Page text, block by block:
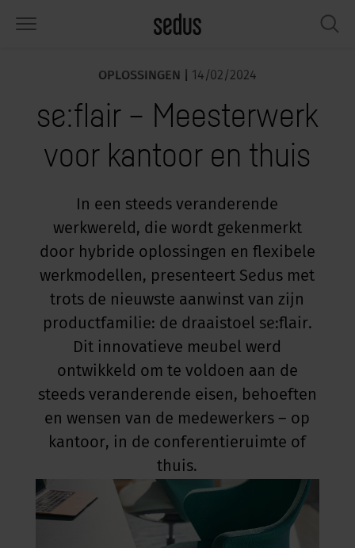
& akoestiek
tools & accessoires
gezocht?
& Software
voor Werkcafé &
Monitor "Sedus INSIGHTS"
"Sedus Solutions"
op kantoor
bij Sedus
& Feiten
& Events
OPLOSSINGEN | 14/02/2024
se:flair – Meesterwerk
voor kantoor en thuis
In een steeds veranderende
werkwereld, die wordt gekenmerkt
door hybride oplossingen en flexibele
werkmodellen, presenteert Sedus met
trots de nieuwste aanwinst van zijn
productfamilie: de draaistoel se:flair.
Dit innovatieve meubel werd
ontwikkeld om te voldoen aan de
steeds veranderende eisen, behoeften
en wensen van de medewerkers – op
kantoor, in de conferentieruimte of
thuis.